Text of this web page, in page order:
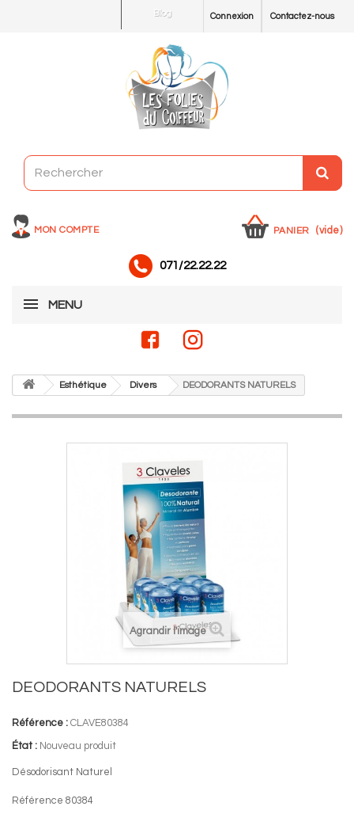
Contactez-nous
Connexion
Blog
MON COMPTE PANIER (vide)
071/22.22.22
MENU
Esthétique Divers DEODORANTS NATURELS
Agrandir l'image
DEODORANTS NATURELS
Référence : CLAVE80384
État : Nouveau produit
Désodorisant Naturel
Référence 80384